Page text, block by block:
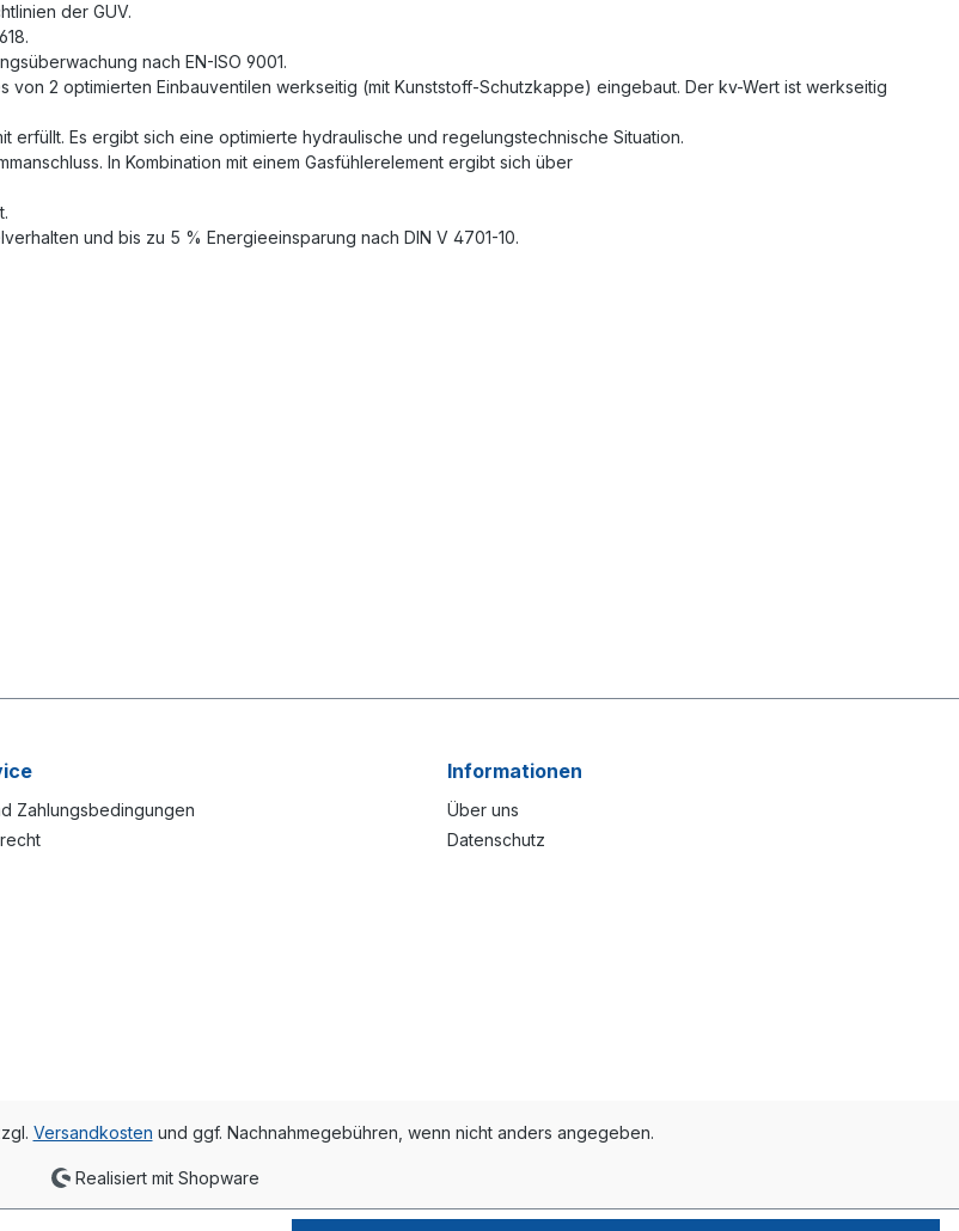
der GUV.
nach EN-ISO 9001.
2 optimierten Einbauventilen werkseitig (mit Kunststoff-Schutzkappe) eingebaut. Der kv-Wert ist werkseitig
Es ergibt sich eine optimierte hydraulische und regelungstechnische Situation.
In Kombination mit einem Gasfühlerelement ergibt sich über
und bis zu 5 % Energieeinsparung nach DIN V 4701-10.
Zahlungsbedingungen
Informationen
Über uns
Datenschutz
Versandkosten und ggf. Nachnahmegebühren, wenn nicht anders angegeben.
Realisiert mit Shopware